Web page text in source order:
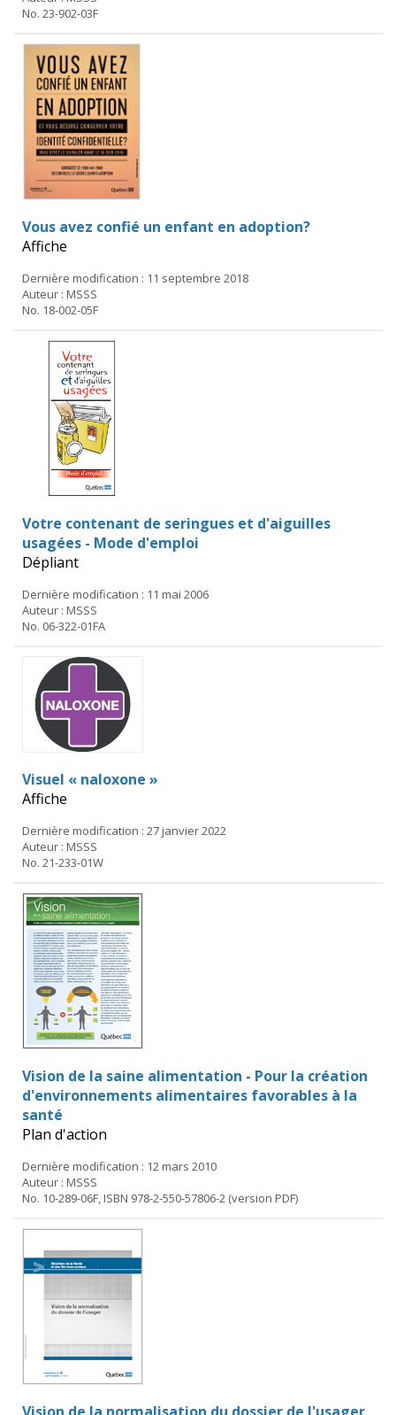
No. 23-902-03F
Vous avez confié un enfant en adoption?
Affiche
Dernière modification : 11 septembre 2018
Auteur : MSSS
No. 18-002-05F
Votre contenant de seringues et d'aiguilles
usagées - Mode d'emploi
Dépliant
Dernière modification : 11 mai 2006
Auteur : MSSS
No. 06-322-01FA
Visuel « naloxone »
Affiche
Dernière modification : 27 janvier 2022
Auteur : MSSS
No. 21-233-01W
Vision de la saine alimentation - Pour la création
d'environnements alimentaires favorables à la
santé
Plan d'action
Dernière modification : 12 mars 2010
Auteur : MSSS
No. 10-289-06F, ISBN 978-2-550-57806-2 (version PDF)